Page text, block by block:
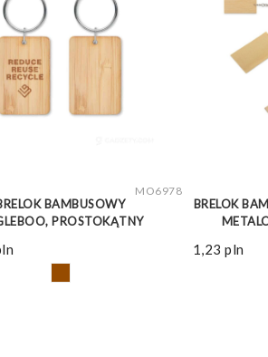
MO6978
BAMBUSOWY
PROSTOKĄTNY
BRELOK
1,23pln